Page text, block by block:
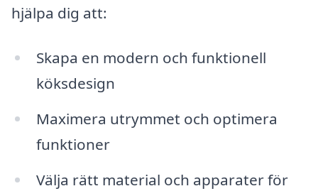
hjälpa dig att:
Skapa en modern och funktionell
köksdesign
Maximera utrymmet och optimera
funktioner
Välja rätt material och apparater för